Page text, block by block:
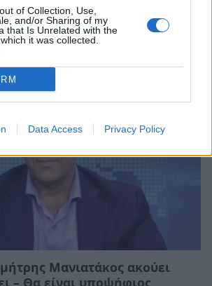
of Collection, Use,
and/or Sharing of my
that Is Unrelated with the
it was collected.
Data Access Privacy Policy
Μανιατάκος ακούει
– Θα είναι υποψήφιος